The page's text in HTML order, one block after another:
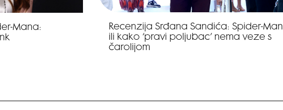
Mana:
Recenzija Srđana Sandića: Spider-Man
ili kako ‘pravi poljubac’ nema veze s
čarolijom